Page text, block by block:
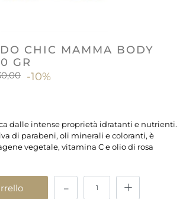
CHIC MAMMA BODY
GR
-10%
dalle intense proprietà idratanti e nutrienti.
di parabeni, oli minerali e coloranti, è
vegetale, vitamina C e olio di rosa